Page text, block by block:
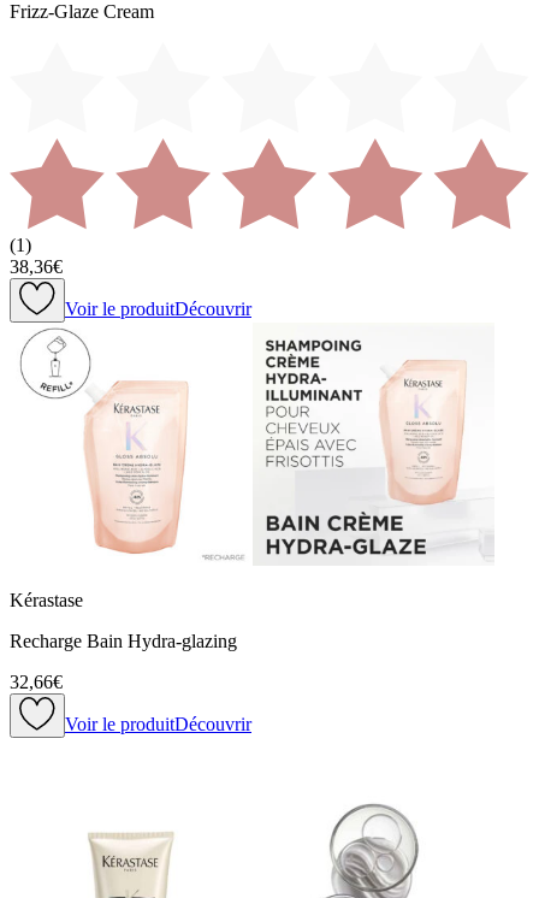
Frizz-Glaze Cream
(1)
38,36€
Voir le produitDécouvrir
Kérastase
Recharge Bain Hydra-glazing
32,66€
Voir le produitDécouvrir